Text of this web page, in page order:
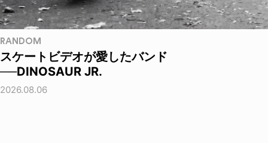
RANDOM
スケートビデオが愛したバンド
──DINOSAUR JR.
2026.08.06